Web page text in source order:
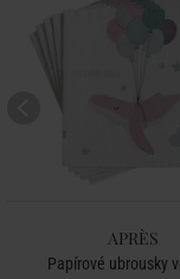
APRÈS
Papírové ubrousky